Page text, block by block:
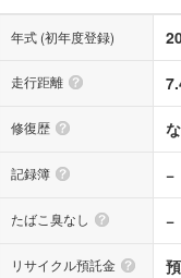
年式 (初年度登録)
走行距離
修復歴
記録簿 −
たばこ臭なし −
リサイクル預託金